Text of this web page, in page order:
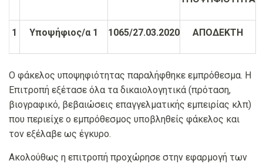
1 Υποψήφιος/α 1 1065/27.03.2020 ΑΠΟΔΕΚΤΗ
Ο φάκελος υποψηφιότητας παραλήφθηκε εμπρόθεσμα. Η
Επιτροπή εξέτασε όλα τα δικαιολογητικά (πρόταση,
βιογραφικό, βεβαιώσεις επαγγελματικής εμπειρίας κλπ)
που περιείχε ο εμπρόθεσμος υποβληθείς φάκελος και
τον εξέλαβε ως έγκυρο.
Ακολούθως η επιτροπή προχώρησε στην εφαρμογή των